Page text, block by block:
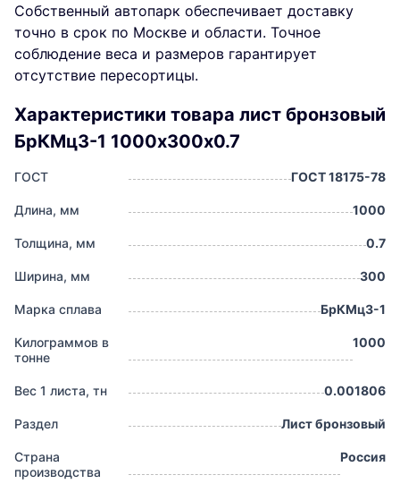
Собственный автопарк обеспечивает доставку
точно в срок по Москве и области. Точное
соблюдение веса и размеров гарантирует
отсутствие пересортицы.
Характеристики товара лист бронзовый
БрКМц3-1 1000х300х0.7
ГОСТ ГОСТ 18175-78
Длина, мм 1000
Толщина, мм 0.7
Ширина, мм 300
Марка сплава БрКМц3-1
Килограммов в
тонне
1000
Вес 1 листа, тн 0.001806
Раздел Лист бронзовый
Страна
производства
Россия